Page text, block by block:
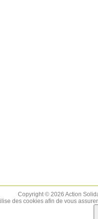
Copyright © 2026 Action
des cookies afin de vous